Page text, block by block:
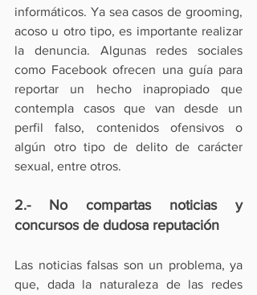
informáticos. Ya sea casos de grooming,
acoso u otro tipo, es importante realizar
la denuncia. Algunas redes sociales
como Facebook ofrecen una guía para
reportar un hecho inapropiado que
contempla casos que van desde un
perfil falso, contenidos ofensivos o
algún otro tipo de delito de carácter
sexual, entre otros.
2.- No compartas noticias y
concursos de dudosa reputación
Las noticias falsas son un problema, ya
que, dada la naturaleza de las redes